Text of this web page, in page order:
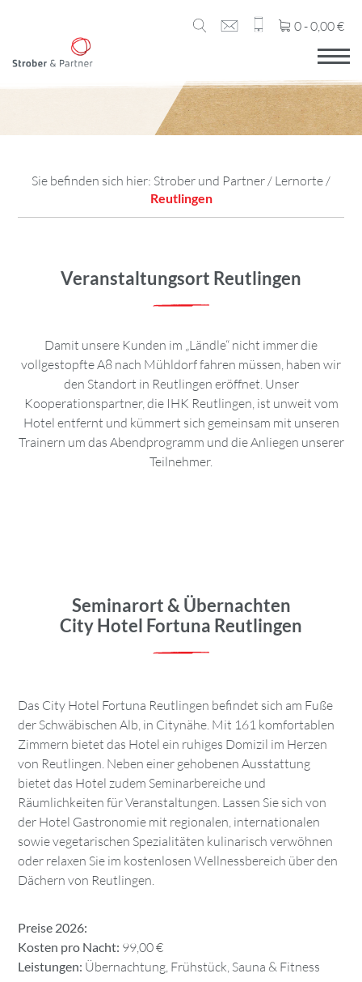
0 -0,00€
Sie befinden sich hier: Strober und Partner/ Lernorte/
Reutlingen
Veranstaltungsort Reutlingen
Damit unsere Kunden im „Ländle“ nicht immer die
vollgestopfte A8 nach Mühldorf fahren müssen, haben wir
den Standort in Reutlingen eröffnet. Unser
Kooperationspartner, die IHK Reutlingen, ist unweit vom
Hotel entfernt und kümmert sich gemeinsam mit unseren
Trainern um das Abendprogramm und die Anliegen unserer
Teilnehmer.
Seminarort & Übernachten
City Hotel Fortuna Reutlingen
Das City Hotel Fortuna Reutlingen befindet sich am Fuße
der Schwäbischen Alb, in Citynähe. Mit 161 komfortablen
Zimmern bietet das Hotel ein ruhiges Domizil im Herzen
von Reutlingen. Neben einer gehobenen Ausstattung
bietet das Hotel zudem Seminarbereiche und
Räumlichkeiten für Veranstaltungen. Lassen Sie sich von
der Hotel Gastronomie mit regionalen, internationalen
sowie vegetarischen Spezialitäten kulinarisch verwöhnen
oder relaxen Sie im kostenlosen Wellnessbereich über den
Dächern von Reutlingen.
Preise 2026:
Kosten pro Nacht: 99,00 €
Leistungen: Übernachtung, Frühstück, Sauna & Fitness